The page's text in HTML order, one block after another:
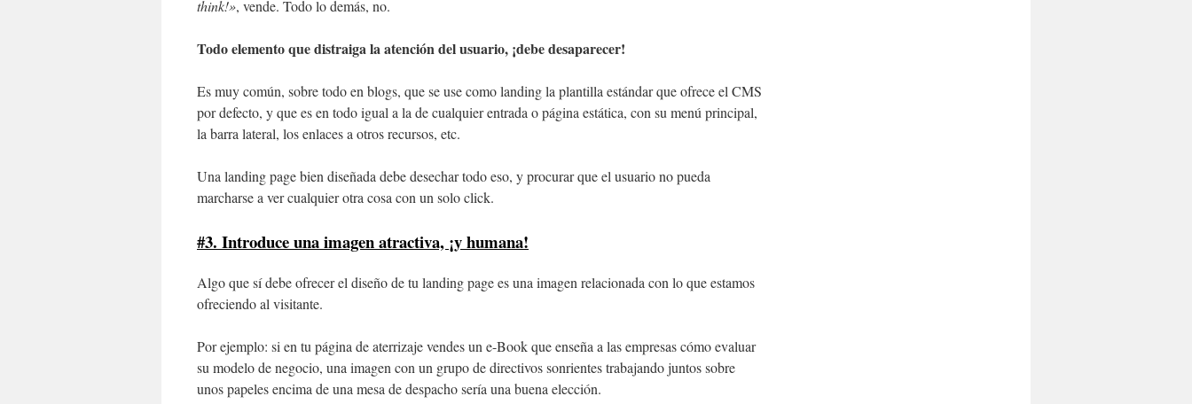
think!», vende. Todo lo demás, no.
Todo elemento que distraiga la atención del usuario, ¡debe desaparecer!
Es muy común, sobre todo en blogs, que se use como landing la plantilla estándar que ofrece el CMS
por defecto, y que es en todo igual a la de cualquier entrada o página estática, con su menú principal,
la barra lateral, los enlaces a otros recursos, etc.
Una landing page bien diseñada debe desechar todo eso, y procurar que el usuario no pueda
marcharse a ver cualquier otra cosa con un solo click.
#3. Introduce una imagen atractiva, ¡y humana!
Algo que sí debe ofrecer el diseño de tu landing page es una imagen relacionada con lo que estamos
ofreciendo al visitante.
Por ejemplo: si en tu página de aterrizaje vendes un e-Book que enseña a las empresas cómo evaluar
su modelo de negocio, una imagen con un grupo de directivos sonrientes trabajando juntos sobre
unos papeles encima de una mesa de despacho sería una buena elección.